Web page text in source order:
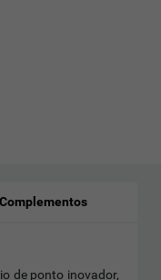
Complementos
de ponto inovador,